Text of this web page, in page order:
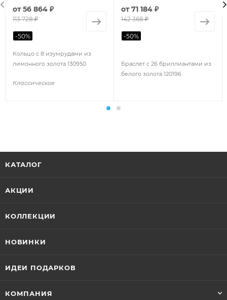
Кольцо с 8 изумрудами из
лимонного золота 130950
Классическое
от56 864 ₽
113 728 ₽
-50%
Браслет с 26 бриллиантами из
белого золота 120196
от71 184 ₽
142 368 ₽
-50%
КАТАЛОГ
АКЦИИ
КОЛЛЕКЦИИ
НОВИНКИ
ИДЕИ ПОДАРКОВ
КОМПАНИЯ